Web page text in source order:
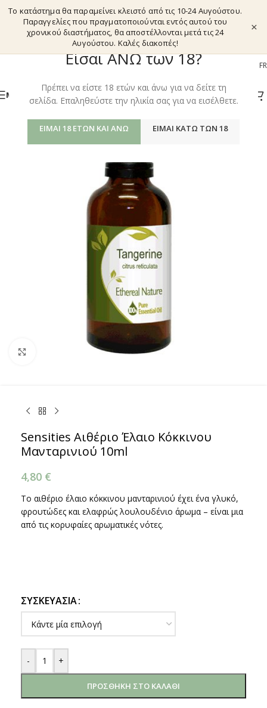
Είσαι ΑΝΩ των 18?
Πρέπει να είστε 18 ετών και άνω για να δείτε τη
σελίδα. Επαληθεύστε την ηλικία σας για να εισέλθετε.
ΕΊΜΑΙ 18 ΕΤΏΝ ΚΑΙ ΆΝΩ ΕΊΜΑΙ ΚΆΤΩ ΤΩΝ 18
Το κατάστημα θα παραμείνει κλειστό από τις 10-24 Αυγούστου.
Παραγγελίες που πραγματοποιούνται εντός αυτού του
χρονικού διαστήματος, θα αποστέλλονται μετά τις 24
Αυγούστου. Καλές διακοπές!
×
EL FR
ΜΕΝΟΎ
Κάντε κλικ για μεγέθυνση
Sensities Αιθέριο Έλαιο Κόκκινου
Μανταρινιού 10ml
4,80 €
To αιθέριο έλαιο κόκκινου μανταρινιού έχει ένα γλυκό,
φρουτώδες και ελαφρώς λουλουδένιο άρωμα – είναι μια
από τις κορυφαίες αρωματικές νότες.
ΣΥΣΚΕΥΑΣΊΑ
- +
ΠΡΟΣΘΉΚΗ ΣΤΟ ΚΑΛΆΘΙ